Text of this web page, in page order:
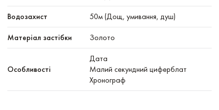
Водозахист 50м (Дощ, умивання, душ)
Матеріал застібки Золото
Особливості
Дата
Малий секундний циферблат
Хронограф